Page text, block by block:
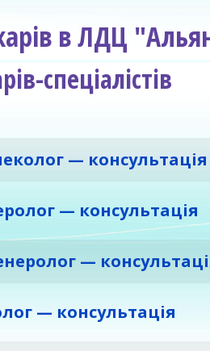
в ЛДЦ
спеціалістів
— консультація
— консультація
—
— консультація